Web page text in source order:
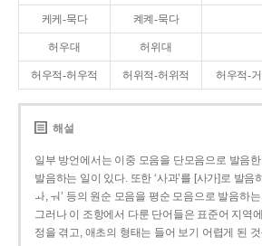
케케-묵다 켸켸-묵다
허우대 허위대
허우적-허우적 허위적-허위적 허우적-
해설
일부 방언에서는 이중 모음을 단모음으로 발음한
발음하는 일이 있다. 또한 ‘사과’를 [사가]로 발음
ㅘ, ㅝ’ 등의 원순 모음을 평순 모음으로 발음하
그러나 이 조항에서 다룬 단어들은 표준어 지역
정을 겪고, 애초의 형태는 들어 보기 어렵게 된